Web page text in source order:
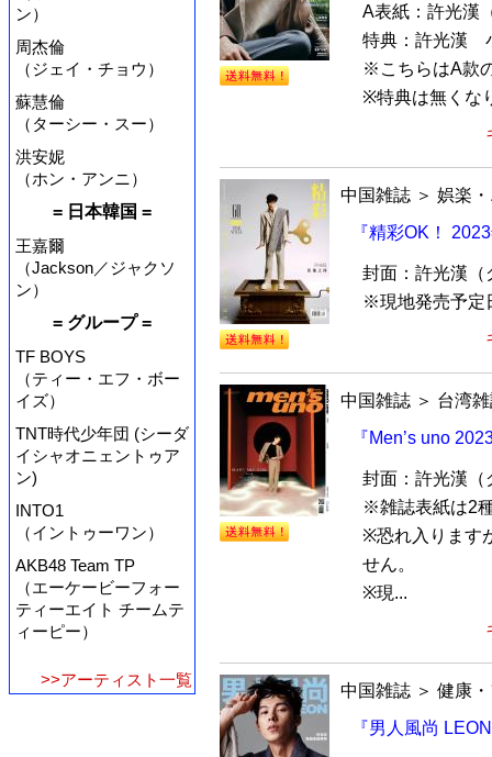
ン）
周杰倫
（ジェイ・チョウ）
蘇慧倫
（ターシー・スー）
洪安妮
（ホン・アンニ）
= 日本韓国 =
王嘉爾
（Jackson／ジャクソ
ン）
= グループ =
TF BOYS
（ティー・エフ・ボー
イズ）
TNT時代少年団 (シーダ
イシャオニェントゥア
ン)
INTO1
（イントゥーワン）
AKB48 Team TP
（エーケービーフォー
ティーエイト チームテ
ィーピー）
>>アーティスト一覧
A表紙：許光漢
特典：許光漢
※こちらはA款
※特典は無くな
中国雑誌 ＞ 娯楽
『精彩OK！
封面：許光漢（
※現地発売予定
中国雑誌 ＞ 台湾
『Men’s uno
封面：許光漢（
※雑誌表紙は2
※恐れ入ります
せん。
※現...
中国雑誌 ＞ 健康
『男人風尚